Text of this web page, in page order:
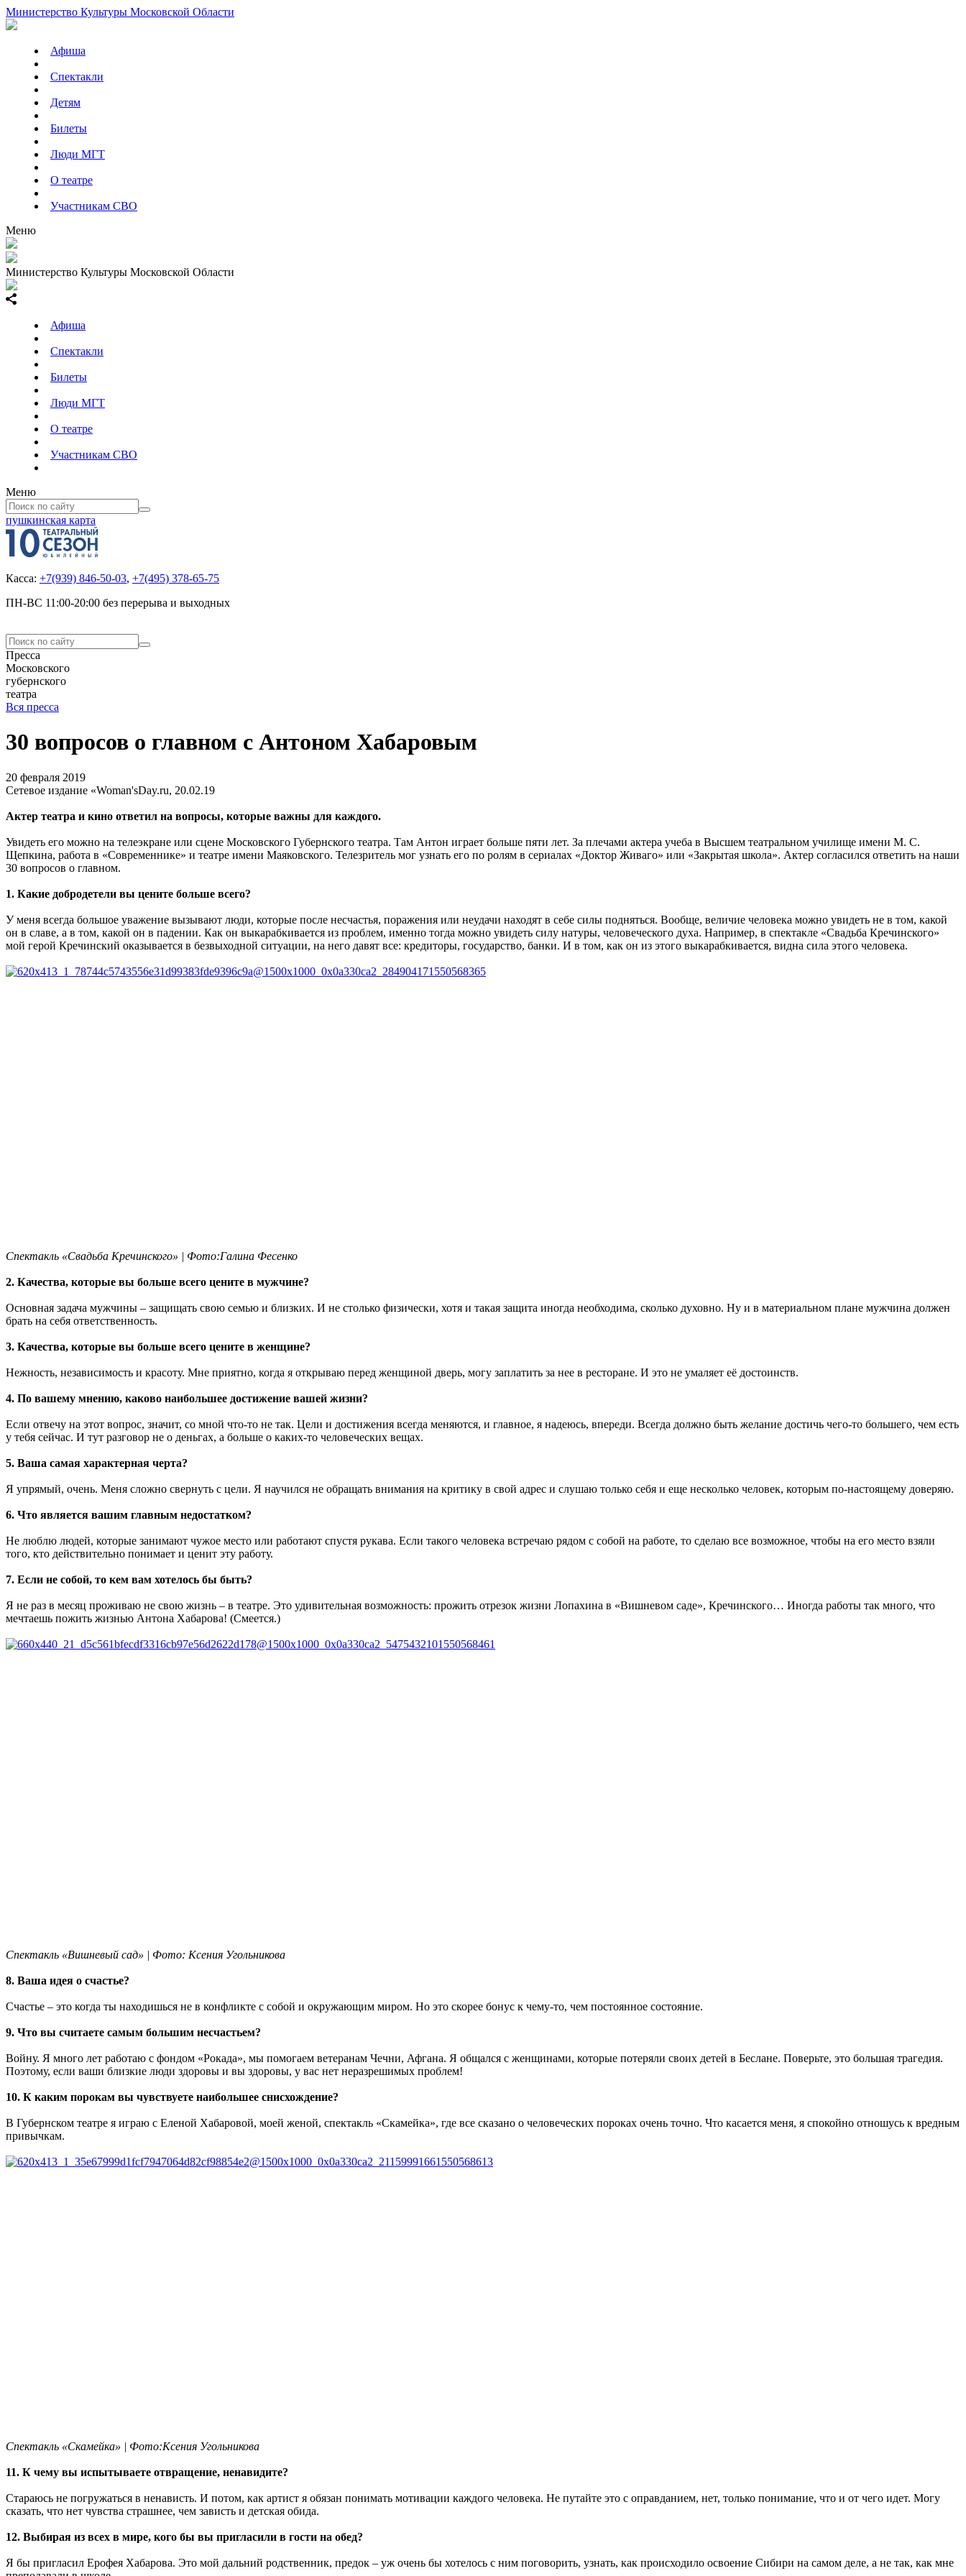
Министерство Культуры Московской Области
Афиша
Спектакли
Детям
Билеты
Люди МГТ
О театре
Участникам СВО
Меню
Министерство Культуры Московской Области
Афиша
Спектакли
Билеты
Люди МГТ
О театре
Участникам СВО
Меню
пушкинская карта
Касса: +7(939) 846-50-03, +7(495) 378-65-75
ПН-ВС 11:00-20:00 без перерыва и выходных
Пресса
Московского
губернского
театра
Вся пресса
30 вопросов о главном с Антоном Хабаровым
20 февраля 2019
Сетевое издание «Woman'sDay.ru, 20.02.19
Актер театра и кино ответил на вопросы, которые важны для каждого.
Увидеть его можно на телеэкране или сцене Московского Губернского театра. Там Антон играет больше пяти лет. За плечами актера учеба в Высшем театральном училище имени М. С.
Щепкина, работа в «Современнике» и театре имени Маяковского. Телезритель мог узнать его по ролям в сериалах «Доктор Живаго» или «Закрытая школа». Актер согласился ответить на наши
30 вопросов о главном.
1. Какие добродетели вы цените больше всего?
У меня всегда большое уважение вызывают люди, которые после несчастья, поражения или неудачи находят в себе силы подняться. Вообще, величие человека можно увидеть не в том, какой
он в славе, а в том, какой он в падении. Как он выкарабкивается из проблем, именно тогда можно увидеть силу натуры, человеческого духа. Например, в спектакле «Свадьба Кречинского»
мой герой Кречинский оказывается в безвыходной ситуации, на него давят все: кредиторы, государство, банки. И в том, как он из этого выкарабкивается, видна сила этого человека.
Спектакль «Свадьба Кречинского» | Фото:Галина Фесенко
2. Качества, которые вы больше всего цените в мужчине?
Основная задача мужчины – защищать свою семью и близких. И не столько физически, хотя и такая защита иногда необходима, сколько духовно. Ну и в материальном плане мужчина должен
брать на себя ответственность.
3. Качества, которые вы больше всего цените в женщине?
Нежность, независимость и красоту. Мне приятно, когда я открываю перед женщиной дверь, могу заплатить за нее в ресторане. И это не умаляет её достоинств.
4. По вашему мнению, каково наибольшее достижение вашей жизни?
Если отвечу на этот вопрос, значит, со мной что-то не так. Цели и достижения всегда меняются, и главное, я надеюсь, впереди. Всегда должно быть желание достичь чего-то большего, чем есть
у тебя сейчас. И тут разговор не о деньгах, а больше о каких-то человеческих вещах.
5. Ваша самая характерная черта?
Я упрямый, очень. Меня сложно свернуть с цели. Я научился не обращать внимания на критику в свой адрес и слушаю только себя и еще несколько человек, которым по-настоящему доверяю.
6. Что является вашим главным недостатком?
Не люблю людей, которые занимают чужое место или работают спустя рукава. Если такого человека встречаю рядом с собой на работе, то сделаю все возможное, чтобы на его место взяли
того, кто действительно понимает и ценит эту работу.
7. Если не собой, то кем вам хотелось бы быть?
Я не раз в месяц проживаю не свою жизнь – в театре. Это удивительная возможность: прожить отрезок жизни Лопахина в «Вишневом саде», Кречинского… Иногда работы так много, что
мечтаешь пожить жизнью Антона Хабарова! (Смеется.)
Спектакль «Вишневый сад» | Фото: Ксения Угольникова
8. Ваша идея о счастье?
Счастье – это когда ты находишься не в конфликте с собой и окружающим миром. Но это скорее бонус к чему-то, чем постоянное состояние.
9. Что вы считаете самым большим несчастьем?
Войну. Я много лет работаю с фондом «Рокада», мы помогаем ветеранам Чечни, Афгана. Я общался с женщинами, которые потеряли своих детей в Беслане. Поверьте, это большая трагедия.
Поэтому, если ваши близкие люди здоровы и вы здоровы, у вас нет неразрешимых проблем!
10. К каким порокам вы чувствуете наибольшее снисхождение?
В Губернском театре я играю с Еленой Хабаровой, моей женой, спектакль «Скамейка», где все сказано о человеческих пороках очень точно. Что касается меня, я спокойно отношусь к вредным
привычкам.
Спектакль «Скамейка» | Фото:Ксения Угольникова
11. К чему вы испытываете отвращение, ненавидите?
Стараюсь не погружаться в ненависть. И потом, как артист я обязан понимать мотивации каждого человека. Не путайте это с оправданием, нет, только понимание, что и от чего идет. Могу
сказать, что нет чувства страшнее, чем зависть и детская обида.
12. Выбирая из всех в мире, кого бы вы пригласили в гости на обед?
Я бы пригласил Ерофея Хабарова. Это мой дальний родственник, предок – уж очень бы хотелось с ним поговорить, узнать, как происходило освоение Сибири на самом деле, а не так, как мне